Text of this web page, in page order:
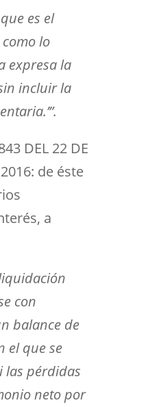
es el
lo
expresa la
incluir la
DEL 22 DE
2016: de éste
a
con
balance de
el que se
las pérdidas
neto por